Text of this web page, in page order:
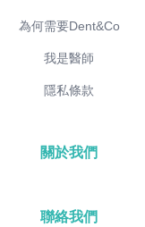
為何需要Dent&Co
我是醫師
隱私條款
關於我們
聯絡我們